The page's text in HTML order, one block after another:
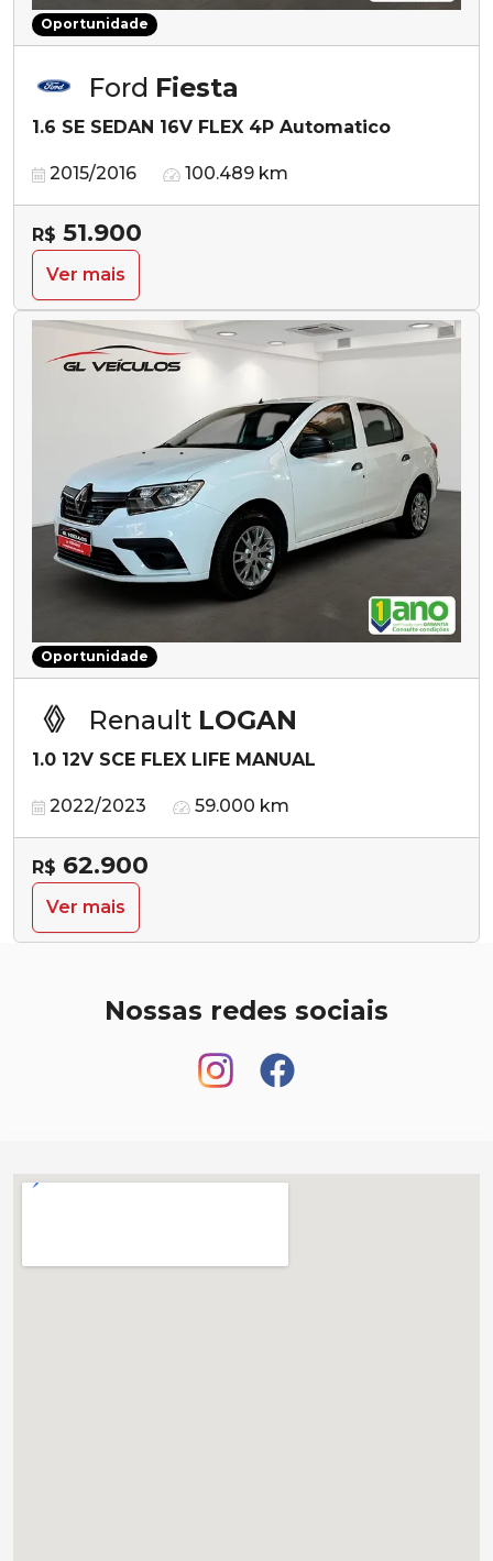
Oportunidade
Ford Fiesta
1.6 SE SEDAN 16V FLEX 4P Automatico
2015/2016 100.489 km
R$ 51.900
Ver mais
Oportunidade
Renault LOGAN
1.0 12V SCE FLEX LIFE MANUAL
2022/2023 59.000 km
R$ 62.900
Ver mais
Nossas redes sociais